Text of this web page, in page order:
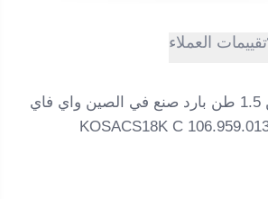
تقييمات العملاء
مكيف سبلت كوليين 1.5 طن بارد صنع في الصين واي فاي